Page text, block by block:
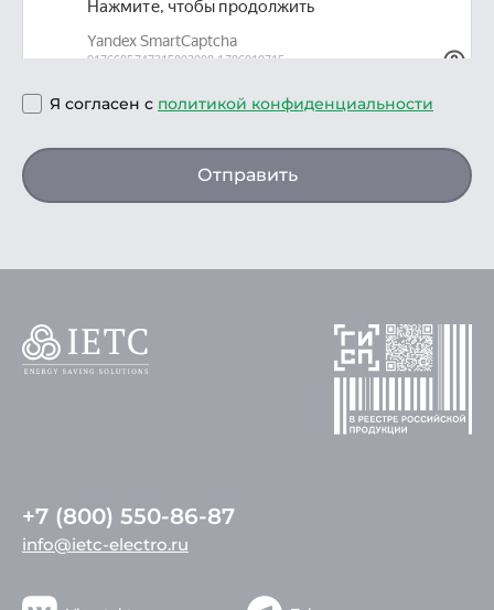
Я согласен с политикой конфиденциальности
Отправить
+7 (800) 550-86-87
info@ietc-electro.ru